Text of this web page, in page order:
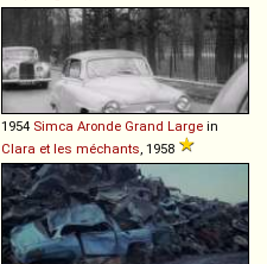
1954 Simca Aronde Grand Large in
Clara et les méchants , 1958